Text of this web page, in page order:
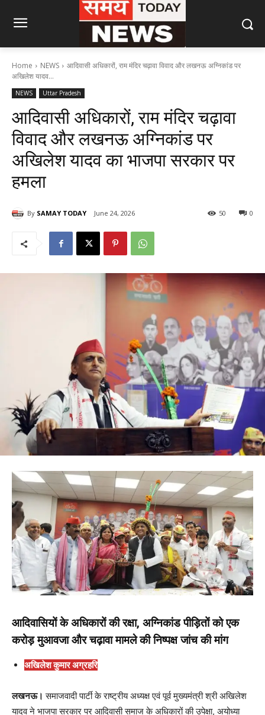
Home NEWS
आदिवासी अधिकारों, राम मंदिर चढ़ावा विवाद और लखनऊ अग्निकांड पर
अखिलेश यादव...
NEWS Uttar Pradesh
आदिवासी अधिकारों, राम मंदिर चढ़ावा
विवाद और लखनऊ अग्निकांड पर
अखिलेश यादव का भाजपा सरकार पर
हमला
By SAMAY TODAY June 24, 2026 0
50
आदिवासियों के अधिकारों की रक्षा, अग्निकांड पीड़ितों को एक
करोड़ मुआवजा और चढ़ावा मामले की निष्पक्ष जांच की मांग
अखिलेश कुमार अग्रहरि
लखनऊ। समाजवादी पार्टी के राष्ट्रीय अध्यक्ष एवं पूर्व मुख्यमंत्री श्री अखिलेश
यादव ने भाजपा सरकार पर आदिवासी समाज के अधिकारों की उपेक्षा, अयोध्या